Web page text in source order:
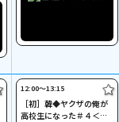
12:00〜13:15
［初］韓◆ヤクザの俺が
高校生になった＃４＜ノ